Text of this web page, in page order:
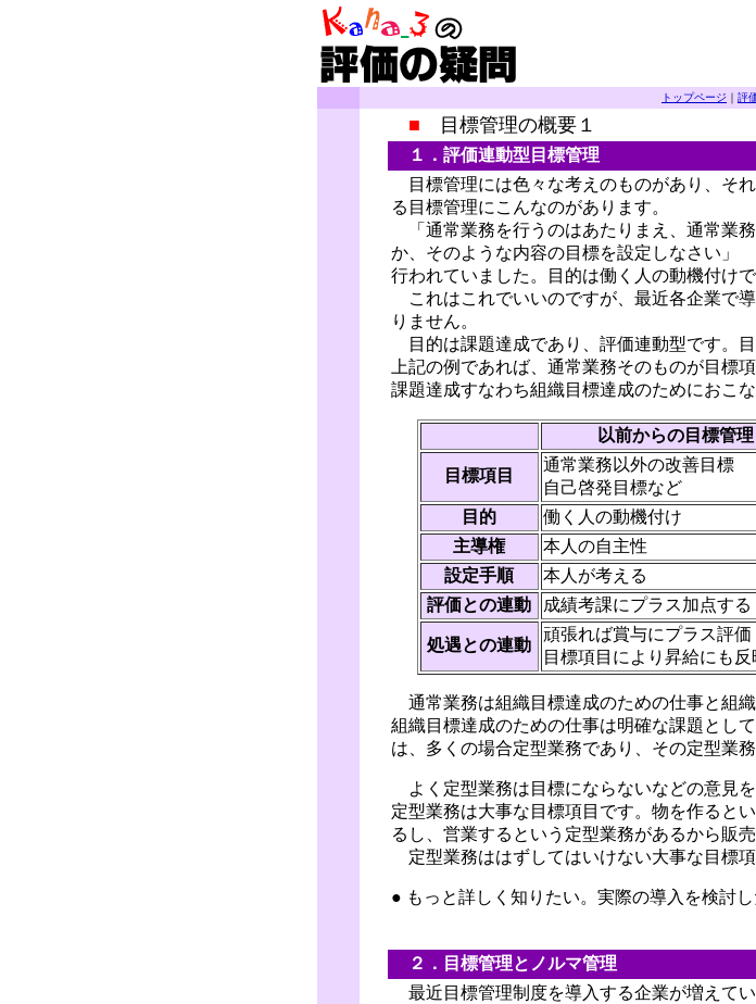
トップページ ｜ 評
■ 目標管理の概要１
１．評価連動型目標管理
目標管理には色々な考えのものがあり、そ
る目標管理にこんなのがあります。
「通常業務を行うのはあたりまえ、通常業
か、そのような内容の目標を設定しなさい」
行われていました。目的は働く人の動機付け
これはこれでいいのですが、最近各企業で
りません。
目的は課題達成であり、評価連動型です。目
上記の例であれば、通常業務そのものが目標
課題達成すなわち組織目標達成のためにおこ
以前からの目標管理
目標項目
通常業務以外の改善目標
自己啓発目標など
目的 働く人の動機付け
主導権
本人の自主性
設定手順
本人が考える
評価との連動
成績考課にプラス加点する
処遇との連動
頑張れば賞与にプラス評価
目標項目により昇給にも反
通常業務は組織目標達成のための仕事と組
組織目標達成のための仕事は明確な課題とし
は、多くの場合定型業務であり、その定型業
よく定型業務は目標にならないなどの意見
定型業務は大事な目標項目です。物を作ると
るし、営業するという定型業務があるから販
定型業務ははずしてはいけない大事な目標項
● もっと詳しく知りたい。実際の導入を検
２．目標管理とノルマ管理
最近目標管理制度を導入する企業が増えて